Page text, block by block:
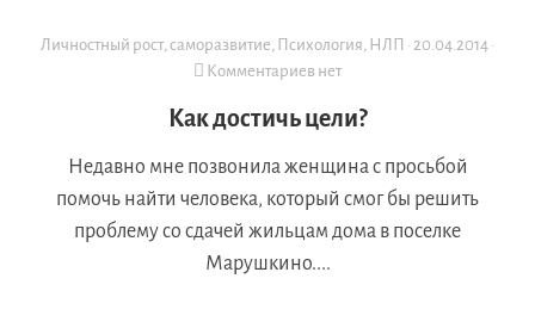
Личностный рост, саморазвитие, Психология, НЛП · 20.04.2014 ·
Комментариев нет
Как достичь цели?
Недавно мне позвонила женщина с просьбой
помочь найти человека, который смог бы решить
проблему со сдачей жильцам дома в поселке
Марушкино....